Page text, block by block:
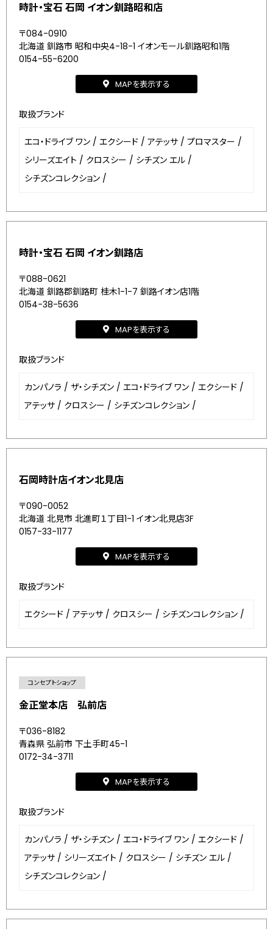
時計・宝石 石岡 イオン釧路昭和店
〒084-0910
北海道 釧路市 昭和中央4-18-1 イオンモール釧路昭和1階
0154-55-6200
MAPを表示する
取扱ブランド
エコ・ドライブ ワン / エクシード / アテッサ / プロマスター /
シリーズエイト / クロスシー / シチズン エル /
シチズンコレクション /
時計・宝石 石岡 イオン釧路店
〒088-0621
北海道 釧路郡釧路町 桂木1-1-7 釧路イオン店1階
0154-38-5636
MAPを表示する
取扱ブランド
カンパノラ / ザ・シチズン / エコ・ドライブ ワン / エクシード /
アテッサ / クロスシー / シチズンコレクション /
石岡時計店イオン北見店
〒090-0052
北海道 北見市 北進町１丁目1-1 イオン北見店3F
0157-33-1177
MAPを表示する
取扱ブランド
エクシード / アテッサ / クロスシー / シチズンコレクション /
コンセプトショップ
金正堂本店 弘前店
〒036-8182
青森県 弘前市 下土手町45-1
0172-34-3711
MAPを表示する
取扱ブランド
カンパノラ / ザ・シチズン / エコ・ドライブ ワン / エクシード /
アテッサ / シリーズエイト / クロスシー / シチズン エル /
シチズンコレクション /